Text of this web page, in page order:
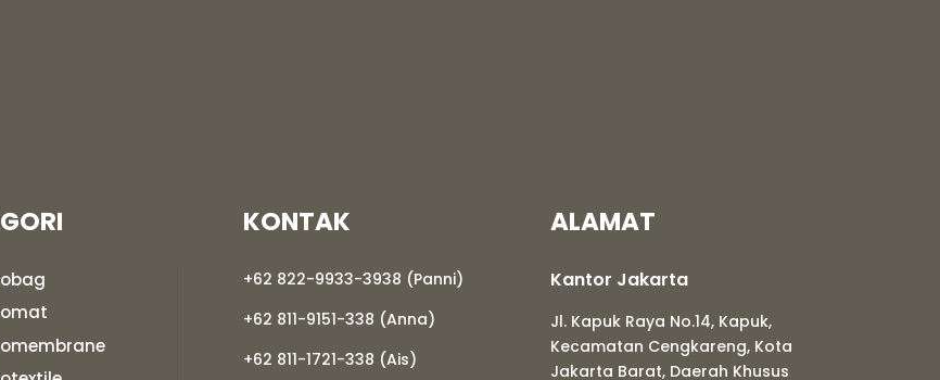
KONTAK
+62 822-9933-3938 (Panni)
+62 811-9151-338 (Anna)
+62 811-1721-338 (Ais)
ALAMAT
Kantor Jakarta
Jl. Kapuk Raya No.14, Kapuk,
Kecamatan Cengkareng, Kota
Jakarta Barat, Daerah Khusus